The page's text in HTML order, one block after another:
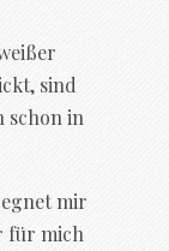
sind
schon in
mir
für mich